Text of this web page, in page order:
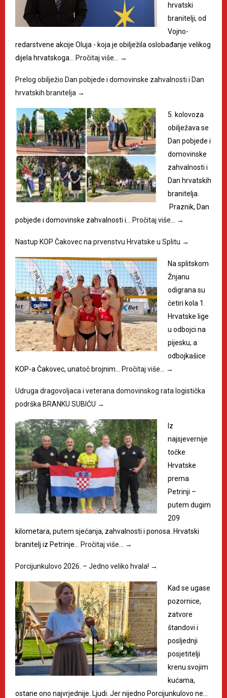
hrvatski
branitelji, od
Vojno-
redarstvene akcije Oluja - koja je obilježila oslobađanje velikog
dijela hrvatskoga…
Pročitaj više… →
Prelog obilježio Dan pobjede i domovinske zahvalnosti i Dan
hrvatskih branitelja →
5. kolovoza
obilježava se
Dan pobjede i
domovinske
zahvalnosti i
Dan hrvatskih
branitelja.
Praznik, Dan
pobjede i domovinske zahvalnosti i…
Pročitaj više… →
Nastup KOP Čakovec na prvenstvu Hrvatske u Splitu →
Na splitskom
Žnjanu
odigrana su
četiri kola 1.
Hrvatske lige
u odbojci na
pijesku, a
odbojkašice
KOP-a Čakovec, unatoč brojnim…
Pročitaj više… →
Udruga dragovoljaca i veterana domovinskog rata logistička
podrška BRANKU SUBIĆU →
Iz
najsjevernije
točke
Hrvatske
prema
Petrinji –
putem dugim
209
kilometara, putem sjećanja, zahvalnosti i ponosa. Hrvatski
branitelj iz Petrinje…
Pročitaj više… →
Porcijunkulovo 2026. – Jedno veliko hvala! →
Kad se ugase
pozornice,
zatvore
štandovi i
posljednji
posjetitelji
krenu svojim
kućama,
ostane ono najvrjednije. Ljudi. Jer nijedno Porcijunkulovo ne…